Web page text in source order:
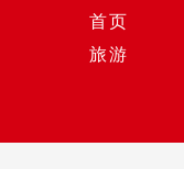
首页
旅游